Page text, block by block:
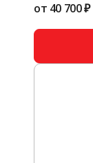
от 40 700 ₽